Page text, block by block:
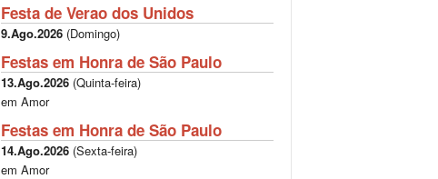
Festa de Verao dos Unidos
9.Ago.2026(Domingo)
Festas em Honra de São Paulo
13.Ago.2026(Quinta-feira)
em Amor
Festas em Honra de São Paulo
14.Ago.2026(Sexta-feira)
em Amor